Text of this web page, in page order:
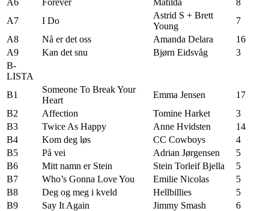
A7
I Do
Astrid S + Brett
Young
7
A8
Nå er det oss Amanda Delara
16
A9
Kan det snu Bjørn Eidsvåg
3
B-
LISTA
B1
Someone To Break Your
Heart
Emma Jensen
17
B2
Affection Tomine Harket
3
B3
Twice As Happy Anne Hvidsten
14
B4
Kom deg løs CC Cowboys
4
B5
På vei Adrian Jørgensen
5
B6
Mitt namn er Stein Stein Torleif Bjella
5
B7
Who’s Gonna Love You Emilie Nicolas
5
B8
Deg og meg i kveld Hellbillies
5
B9
Say It Again Jimmy Smash
6